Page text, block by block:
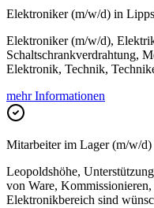
Elektroniker (m/w/d) in
Elektroniker (m/w/d),
Schaltschrankverdrahtung,
Elektronik, Technik,
mehr Informationen
Mitarbeiter im Lager (m/w/
Leopoldshöhe,
von Ware,
Elektronikbereich sind